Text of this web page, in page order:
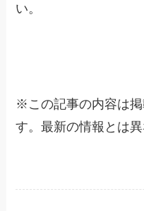
い。
※ この記事の内容は
す。最新の情報とは